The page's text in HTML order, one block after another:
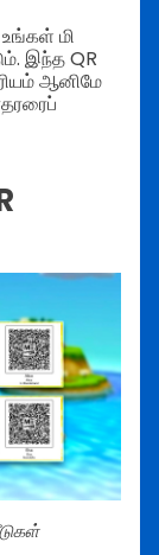
மி
இந்த QR
ஆனிமே